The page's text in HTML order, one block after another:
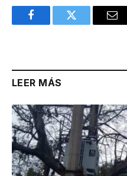
FacebookTwitter
LEER MÁS